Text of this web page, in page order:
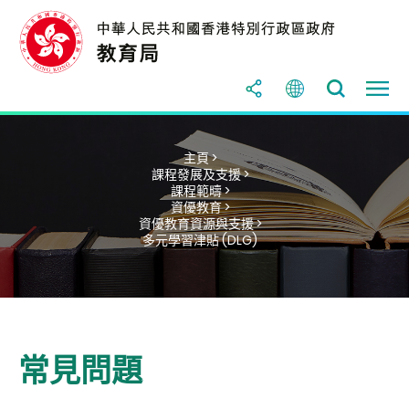
主頁 >
課程發展及支援 >
課程範疇 >
資優教育 >
資優教育資源與支援 >
多元學習津貼 (DLG)
常見問題